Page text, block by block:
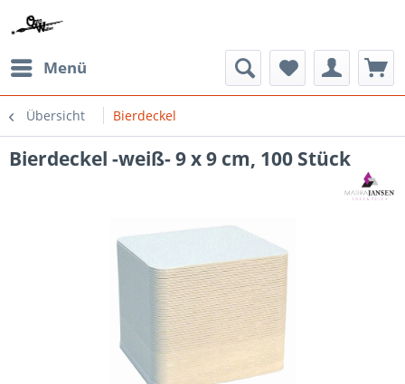
Menü
Übersicht Bierdeckel
Bierdeckel -weiß- 9 x 9 cm, 100 Stück